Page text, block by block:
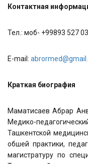
Контактная
Тел.: моб- +99893 527 03
E-mail:
Краткая биография
Маматисаев Абрар
Медико-
Ташкентской
обшей практики,
магистратуру по